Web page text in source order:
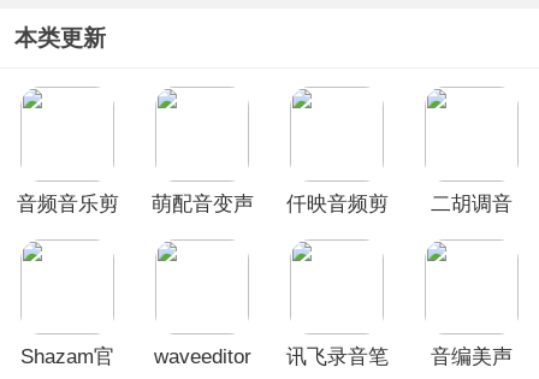
本类更新
音频音乐剪
萌配音变声
仟映音频剪
二胡调音
Shazam官
waveeditor
讯飞录音笔
音编美声